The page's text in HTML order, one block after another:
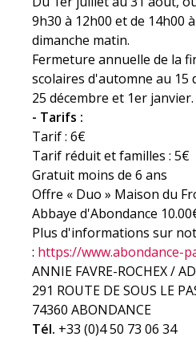
9h30 à 12h00 et de 14h00
dimanche matin.
Fermeture annuelle de la
scolaires d'automne au 15
25 décembre et 1er janvier.
- Tarifs :
Tarif : 6€
Tarif réduit et familles : 5€
Gratuit moins de 6 ans
Offre « Duo » Maison du
Abbaye d'Abondance
Plus d'informations sur
: https://www.abondance-
ANNIE FAVRE-ROCHEX /
291 ROUTE DE SOUS LE
74360 ABONDANCE
Tél. +33 (0)4 50 73 06 34